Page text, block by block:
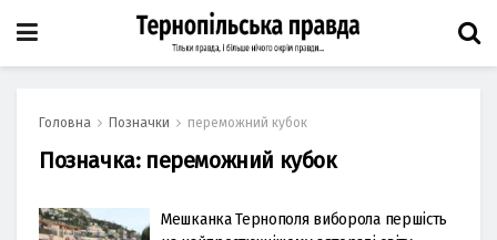
Головна Позначки переможний кубок
Позначка: переможний кубок
Мешканка Тернополя виборола першість